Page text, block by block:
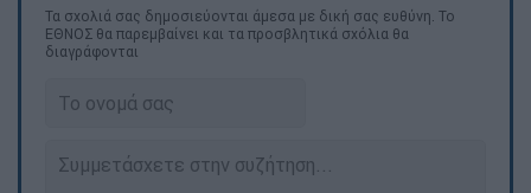
Τα σχολιά σας δημοσιεύονται άμεσα με δική σας ευθύνη. Το
ΕΘΝΟΣ θα παρεμβαίνει και τα προσβλητικά σχόλια θα
διαγράφονται